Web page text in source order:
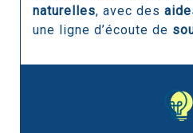
naturelles, avec des
une ligne d’écoute de